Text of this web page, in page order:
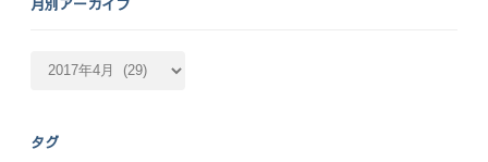
月別アーカイブ
カ
タグ